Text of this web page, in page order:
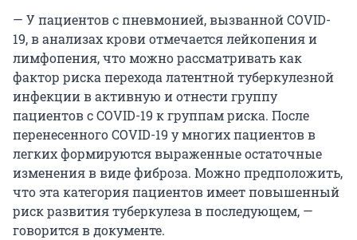
— У пациентов с пневмонией, вызванной COVID-
19, в анализах крови отмечается лейкопения и
лимфопения, что можно рассматривать как
фактор риска перехода латентной туберкулезной
инфекции в активную и отнести группу
пациентов с COVID-19 к группам риска. После
перенесенного COVID-19 у многих пациентов в
легких формируются выраженные остаточные
изменения в виде фиброза. Можно предположить,
что эта категория пациентов имеет повышенный
риск развития туберкулеза в последующем, —
говорится в документе.